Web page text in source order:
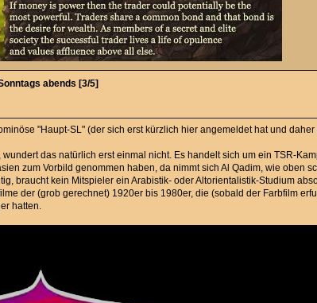
abends [3/5]
"Haupt-SL" (der sich erst kürzlich hier angemeldet hat und
das natürlich erst einmal nicht. Es handelt sich um ein TSR-
zum Vorbild genommen haben, da nimmt sich Al Qadim, wie oben
braucht kein Mitspieler ein Arabistik- oder Altorientalistik-Studium
der (grob gerechnet) 1920er bis 1980er, die (sobald der Farbfilm
hatten.